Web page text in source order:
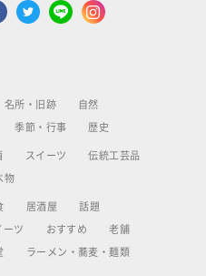
名所・旧跡 自然
季節・行事 歴史
スイーツ 伝統工芸品
物
居酒屋 話題
ーツ おすすめ 老舗
ラーメン・蕎麦・麺類